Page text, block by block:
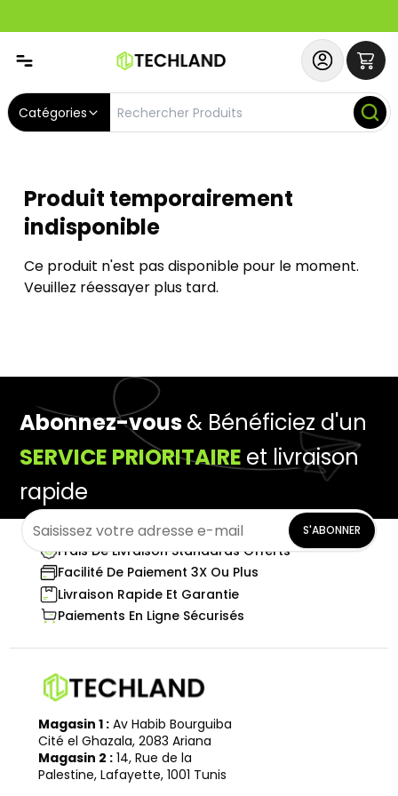
Catégories
Produit temporairement
indisponible
Ce produit n'est pas disponible pour le moment.
Veuillez réessayer plus tard.
Abonnez-vous& Bénéficiez d'un
SERVICE PRIORITAIRE et livraison
rapide
S'ABONNER
Frais De Livraison Standards Offerts
Facilité De Paiement 3X Ou Plus
Livraison Rapide Et Garantie
Paiements En Ligne Sécurisés
Magasin 1 : Av Habib Bourguiba
Cité el Ghazala, 2083 Ariana
Magasin 2 : 14, Rue de la
Palestine, Lafayette, 1001 Tunis